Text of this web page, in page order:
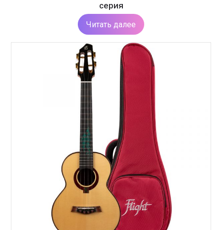
серия
Читать далее